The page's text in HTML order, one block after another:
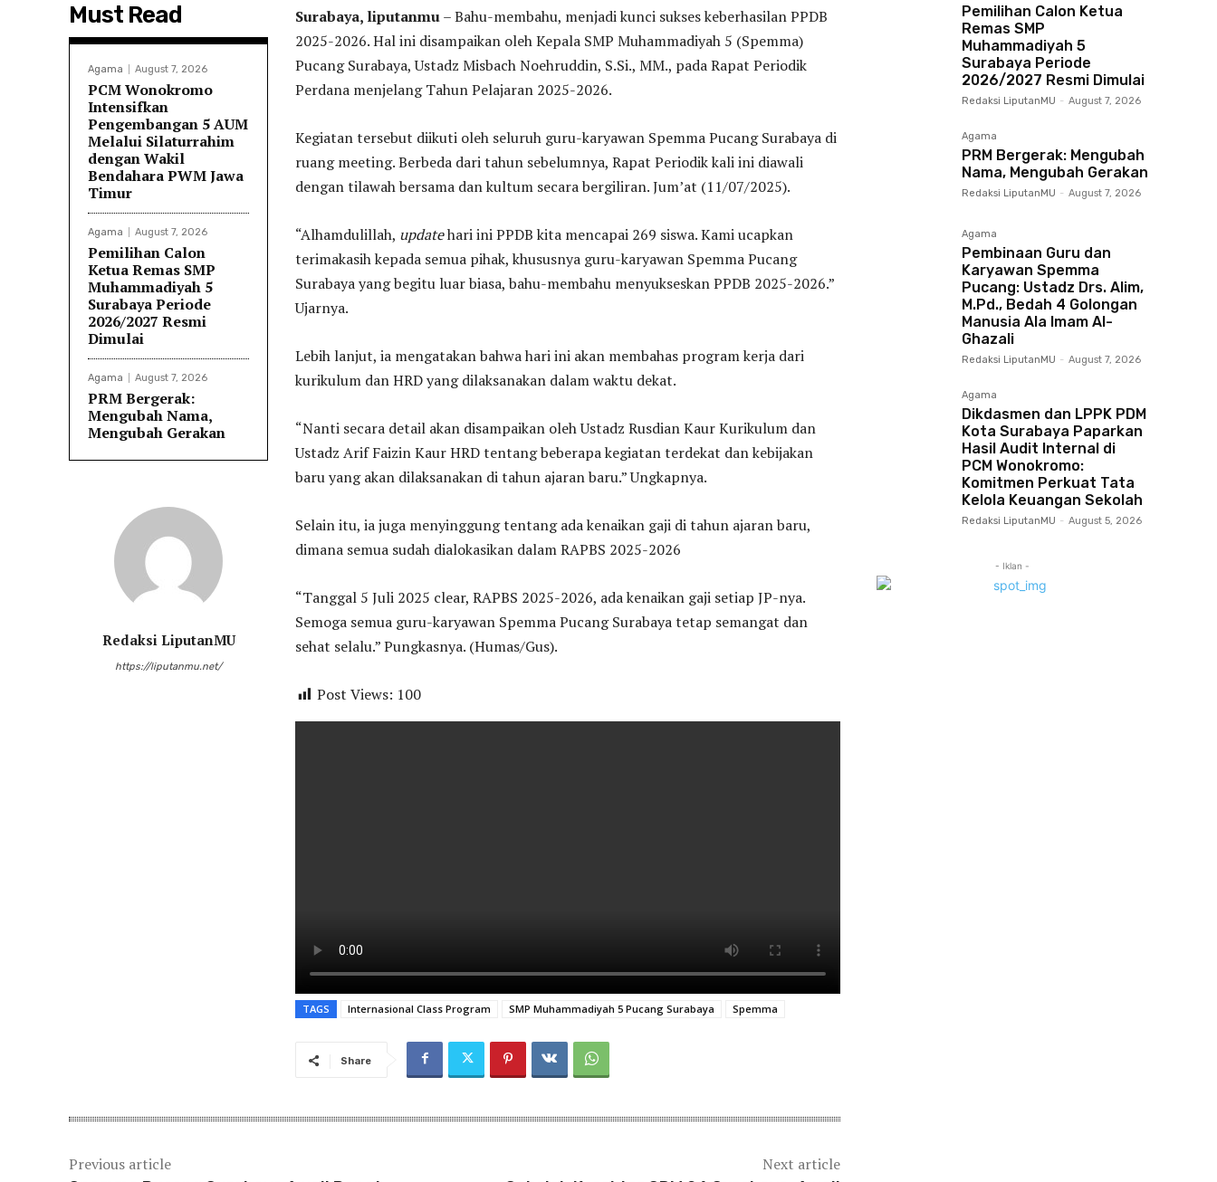
Must Read
Agama August 7, 2026
PCM Wonokromo
Intensifkan
Pengembangan 5 AUM
Melalui Silaturrahim
dengan Wakil
Bendahara PWM Jawa
Timur
Agama August 7, 2026
Pemilihan Calon
Ketua Remas SMP
Muhammadiyah 5
Surabaya Periode
2026/2027 Resmi
Dimulai
Agama August 7, 2026
PRM Bergerak:
Mengubah Nama,
Mengubah Gerakan
Redaksi LiputanMU
https://liputanmu.net/
Surabaya, liputanmu– Bahu-membahu, menjadi kunci sukses keberhasilan PPDB
2025-2026. Hal ini disampaikan oleh Kepala SMP Muhammadiyah 5 (Spemma)
Pucang Surabaya, Ustadz Misbach Noehruddin, S.Si., MM., pada Rapat Periodik
Perdana menjelang Tahun Pelajaran 2025-2026.
Kegiatan tersebut diikuti oleh seluruh guru-karyawan Spemma Pucang Surabaya di
ruang meeting. Berbeda dari tahun sebelumnya, Rapat Periodik kali ini diawali
dengan tilawah bersama dan kultum secara bergiliran. Jum’at (11/07/2025).
“Alhamdulillah, updatehari ini PPDB kita mencapai 269 siswa. Kami ucapkan
terimakasih kepada semua pihak, khususnya guru-karyawan Spemma Pucang
Surabaya yang begitu luar biasa, bahu-membahu menyukseskan PPDB 2025-2026.”
Ujarnya.
Lebih lanjut, ia mengatakan bahwa hari ini akan membahas program kerja dari
kurikulum dan HRD yang dilaksanakan dalam waktu dekat.
“Nanti secara detail akan disampaikan oleh Ustadz Rusdian Kaur Kurikulum dan
Ustadz Arif Faizin Kaur HRD tentang beberapa kegiatan terdekat dan kebijakan
baru yang akan dilaksanakan di tahun ajaran baru.” Ungkapnya.
Selain itu, ia juga menyinggung tentang ada kenaikan gaji di tahun ajaran baru,
dimana semua sudah dialokasikan dalam RAPBS 2025-2026
“Tanggal 5 Juli 2025 clear, RAPBS 2025-2026, ada kenaikan gaji setiap JP-nya.
Semoga semua guru-karyawan Spemma Pucang Surabaya tetap semangat dan
sehat selalu.” Pungkasnya. (Humas/Gus).
Post Views: 100
TAGS Internasional Class Program SMP Muhammadiyah 5 Pucang Surabaya Spemma
Share
Previous article
Next article
Pemilihan Calon Ketua
Remas SMP
Muhammadiyah 5
Surabaya Periode
2026/2027 Resmi Dimulai
Redaksi LiputanMU - August 7, 2026
Agama
PRM Bergerak: Mengubah
Nama, Mengubah Gerakan
Redaksi LiputanMU - August 7, 2026
Agama
Pembinaan Guru dan
Karyawan Spemma
Pucang: Ustadz Drs. Alim,
M.Pd., Bedah 4 Golongan
Manusia Ala Imam Al-
Ghazali
Redaksi LiputanMU - August 7, 2026
Agama
Dikdasmen dan LPPK PDM
Kota Surabaya Paparkan
Hasil Audit Internal di
PCM Wonokromo:
Komitmen Perkuat Tata
Kelola Keuangan Sekolah
Redaksi LiputanMU - August 5, 2026
- Iklan -